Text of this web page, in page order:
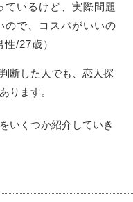
ているけど、実際問題
ので、コスパがいいの
/27歳）
断した人でも、恋人探
ります。
いくつか紹介していき